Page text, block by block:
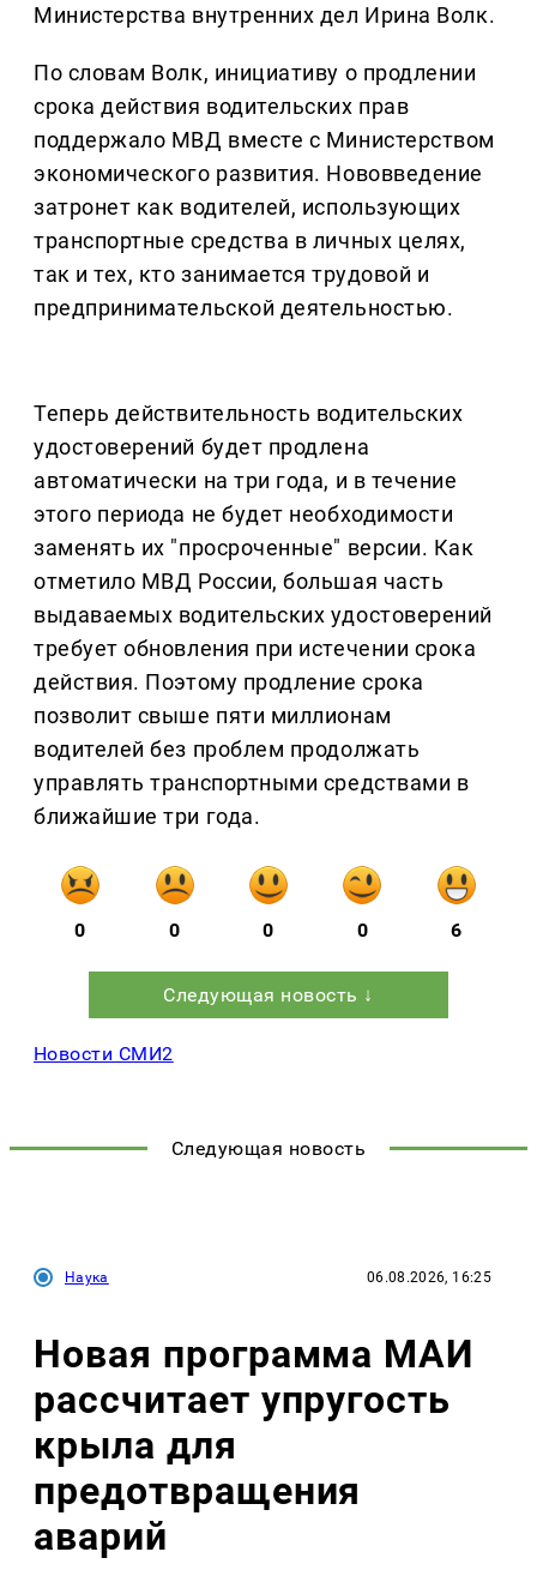
Министерства внутренних дел Ирина Волк.
По словам Волк, инициативу о продлении
срока действия водительских прав
поддержало МВД вместе с Министерством
экономического развития. Нововведение
затронет как водителей, использующих
транспортные средства в личных целях,
так и тех, кто занимается трудовой и
предпринимательской деятельностью.
Теперь действительность водительских
удостоверений будет продлена
автоматически на три года, и в течение
этого периода не будет необходимости
заменять их "просроченные" версии. Как
отметило МВД России, большая часть
выдаваемых водительских удостоверений
требует обновления при истечении срока
действия. Поэтому продление срока
позволит свыше пяти миллионам
водителей без проблем продолжать
управлять транспортными средствами в
ближайшие три года.
0 0 0 0 6
Следующая новость ↓
Новости СМИ2
Следующая новость
Наука 06.08.2026, 16:25
Новая программа МАИ
рассчитает упругость
крыла для
предотвращения
аварий